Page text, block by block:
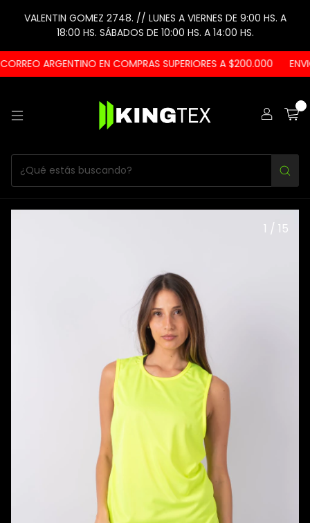
VALENTIN GOMEZ 2748. // LUNES A VIERNES DE 9:00 HS. A
18:00 HS. SÁBADOS DE 10:00 HS. A 14:00 HS.
ARGENTINO EN COMPRAS SUPERIORES A $200.000
1 / 15